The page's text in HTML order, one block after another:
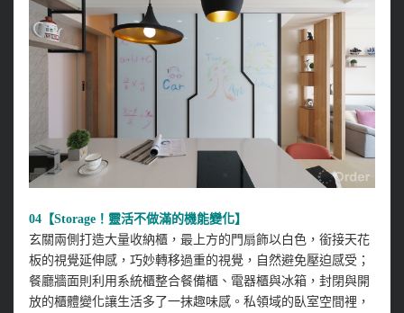
04【Storage！靈活不做滿的機能變化】
玄關兩側打造大量收納櫃，最上方的門扇飾以白色，銜接天花
板的視覺延伸感，巧妙轉移過重的視覺，自然避免壓迫感受；
餐廳牆面則利用系統櫃整合餐備櫃、電器櫃與冰箱，封閉與開
放的櫃體變化讓生活多了一抹趣味感。私領域的臥室空間裡，